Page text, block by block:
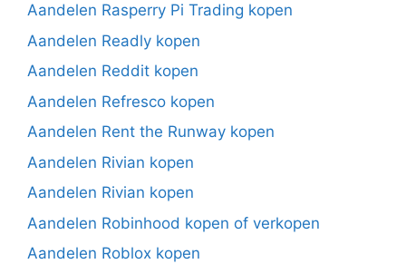
Aandelen Rasperry Pi Trading kopen
Aandelen Readly kopen
Aandelen Reddit kopen
Aandelen Refresco kopen
Aandelen Rent the Runway kopen
Aandelen Rivian kopen
Aandelen Rivian kopen
Aandelen Robinhood kopen of verkopen
Aandelen Roblox kopen